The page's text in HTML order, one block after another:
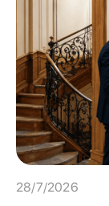
28/7/2026